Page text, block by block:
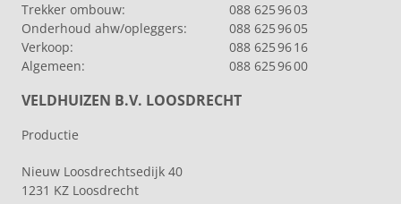
Trekker ombouw:
088 625 96 03
Onderhoud ahw/opleggers:
088 625 96 05
Verkoop:
088 625 96 16
Algemeen:
088 625 96 00
VELDHUIZEN B.V. LOOSDRECHT
Productie
Nieuw Loosdrechtsedijk 40
1231 KZ Loosdrecht